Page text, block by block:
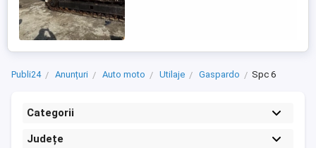
Publi24 Anunțuri Auto moto Utilaje Gaspardo Spc 6
Categorii
Județe